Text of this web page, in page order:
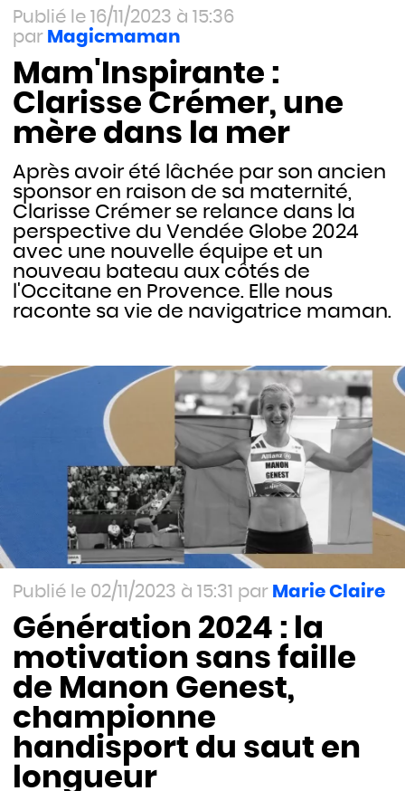
16/11/2023 à 15:36
Magicmaman
Mam'Inspirante :
Clarisse Crémer, une
mère dans la mer
Après avoir été lâchée par son ancien
sponsor en raison de sa maternité,
Clarisse Crémer se relance dans la
perspective du Vendée Globe 2024
avec une nouvelle équipe et un
nouveau bateau aux côtés de
l'Occitane en Provence. Elle nous
raconte sa vie de navigatrice maman.
02/11/2023 à 15:31 Marie Claire
Génération 2024 : la
motivation sans faille
de Manon Genest,
championne
handisport du saut en
longueur